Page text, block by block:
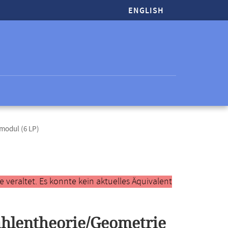
ENGLISH
(6 LP)
veraltet. Es konnte kein aktuelles Äquivalent
Geometrie